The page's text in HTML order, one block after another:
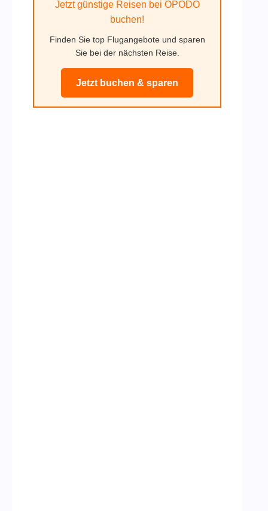
Jetzt günstige Reisen bei OPODO
buchen!
Finden Sie top Flugangebote und sparen
Sie bei der nächsten Reise.
Jetzt buchen & sparen